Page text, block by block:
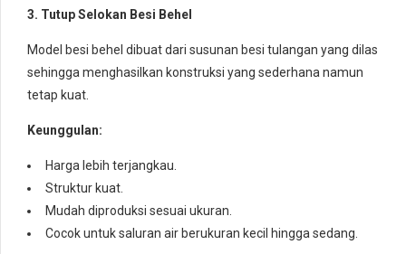
3. Tutup Selokan Besi Behel
Model besi behel dibuat dari susunan besi tulangan yang dilas
sehingga menghasilkan konstruksi yang sederhana namun
tetap kuat.
Keunggulan:
Harga lebih terjangkau.
Struktur kuat.
Mudah diproduksi sesuai ukuran.
Cocok untuk saluran air berukuran kecil hingga sedang.